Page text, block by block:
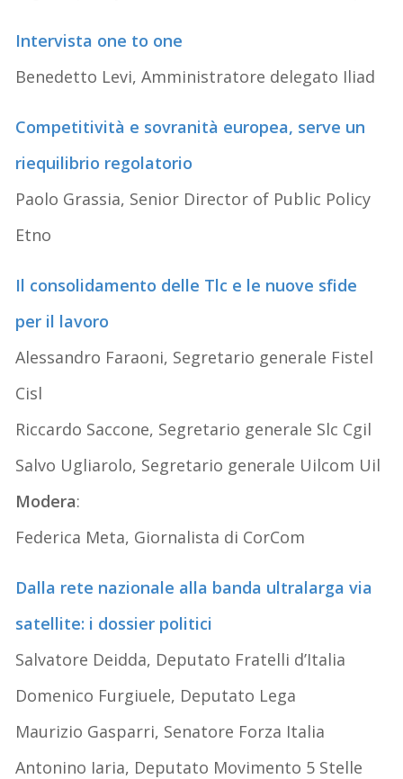
Intervista one to one
Benedetto Levi, Amministratore delegato Iliad
Competitività e sovranità europea, serve un
riequilibrio regolatorio
Paolo Grassia, Senior Director of Public Policy
Etno
Il consolidamento delle Tlc e le nuove sfide
per il lavoro
Alessandro Faraoni, Segretario generale Fistel
Cisl
Riccardo Saccone, Segretario generale Slc Cgil
Salvo Ugliarolo, Segretario generale Uilcom Uil
Modera:
Federica Meta, Giornalista di CorCom
Dalla rete nazionale alla banda ultralarga via
satellite: i dossier politici
Salvatore Deidda, Deputato Fratelli d’Italia
Domenico Furgiuele, Deputato Lega
Maurizio Gasparri, Senatore Forza Italia
Antonino Iaria, Deputato Movimento 5 Stelle